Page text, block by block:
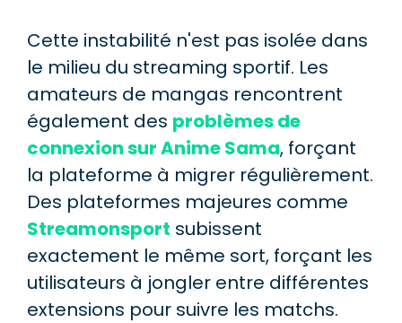
Cette instabilité n'est pas isolée dans
le milieu du streaming sportif. Les
amateurs de mangas rencontrent
également des problèmes de
connexion sur Anime Sama, forçant
la plateforme à migrer régulièrement.
Des plateformes majeures comme
Streamonsport subissent
exactement le même sort, forçant les
utilisateurs à jongler entre différentes
extensions pour suivre les matchs.